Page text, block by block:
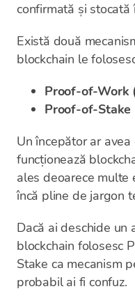
confirmată și stocată
Există două
blockchain le
Proof-of-Work
Proof-of-Stake
Un începător ar
funcționează
ales deoarece
încă pline de jargon
Dacă ai deschide un
blockchain folosesc
Stake ca mecanism
probabil ai fi confuz.